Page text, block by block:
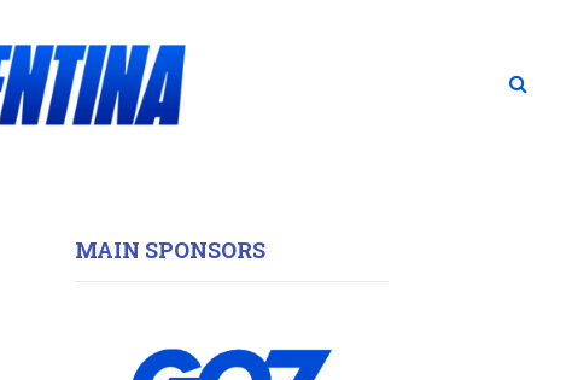
MAIN SPONSORS